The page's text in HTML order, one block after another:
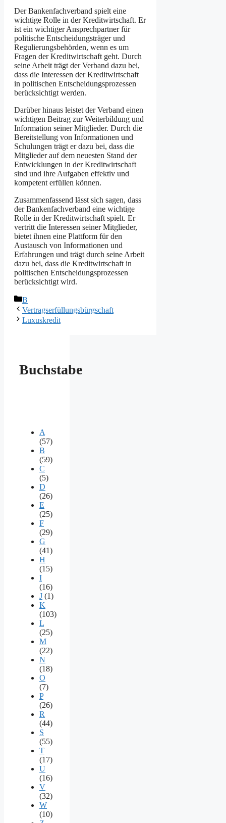
Der Bankenfachverband spielt eine
wichtige Rolle in der Kreditwirtschaft. Er
ist ein wichtiger Ansprechpartner für
politische Entscheidungsträger und
Regulierungsbehörden, wenn es um
Fragen der Kreditwirtschaft geht. Durch
seine Arbeit trägt der Verband dazu bei,
dass die Interessen der Kreditwirtschaft
in politischen Entscheidungsprozessen
berücksichtigt werden.
Darüber hinaus leistet der Verband einen
wichtigen Beitrag zur Weiterbildung und
Information seiner Mitglieder. Durch die
Bereitstellung von Informationen und
Schulungen trägt er dazu bei, dass die
Mitglieder auf dem neuesten Stand der
Entwicklungen in der Kreditwirtschaft
sind und ihre Aufgaben effektiv und
kompetent erfüllen können.
Zusammenfassend lässt sich sagen, dass
der Bankenfachverband eine wichtige
Rolle in der Kreditwirtschaft spielt. Er
vertritt die Interessen seiner Mitglieder,
bietet ihnen eine Plattform für den
Austausch von Informationen und
Erfahrungen und trägt durch seine Arbeit
dazu bei, dass die Kreditwirtschaft in
politischen Entscheidungsprozessen
berücksichtigt wird.
Kategorien
B
Vertragserfüllungsbürgschaft
Luxuskredit
Buchstabe
A
(57)
B
(59)
C
(5)
D
(26)
E
(25)
F
(29)
G
(41)
H
(15)
I
(16)
J (1)
K
(103)
L
(25)
M
(22)
N
(18)
O
(7)
P
(26)
R
(44)
S
(55)
T
(17)
U
(16)
V
(32)
W
(10)